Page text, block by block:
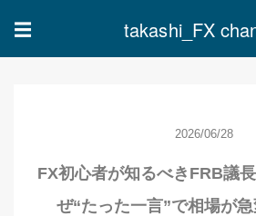
☰ takashi_FX
2026/06/28
FX初心者が知るべきFRB議
ぜ“たった一言”で相場が